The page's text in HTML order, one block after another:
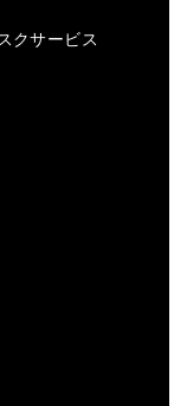
クサービス